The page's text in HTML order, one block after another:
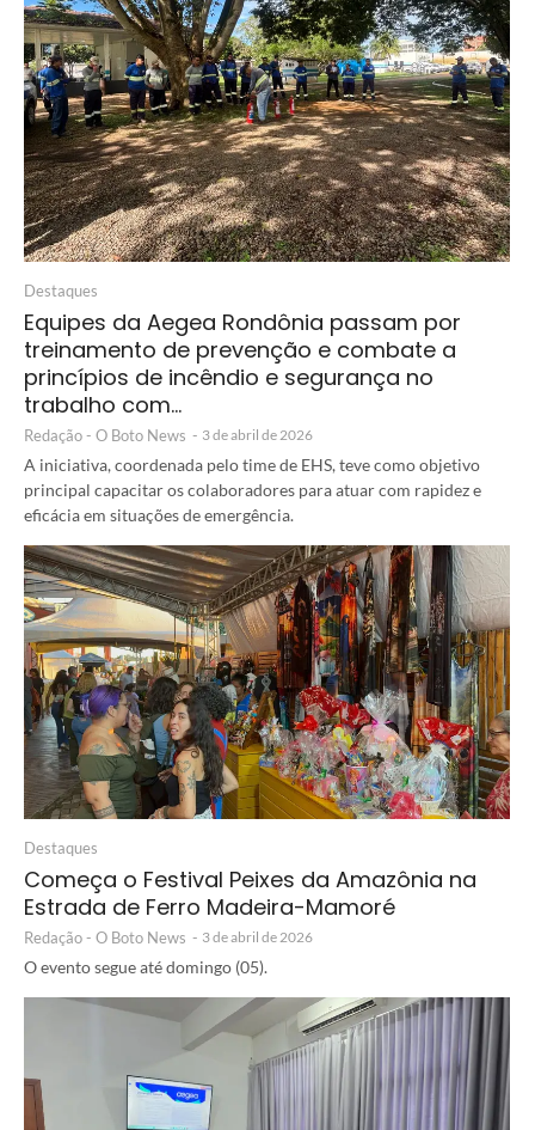
Destaques
Equipes da Aegea Rondônia passam por
treinamento de prevenção e combate a
princípios de incêndio e segurança no
trabalho com…
Redação - O Boto News - 3 de abril de 2026
A iniciativa, coordenada pelo time de EHS, teve como objetivo
principal capacitar os colaboradores para atuar com rapidez e
eficácia em situações de emergência.
Destaques
Começa o Festival Peixes da Amazônia na
Estrada de Ferro Madeira-Mamoré
Redação - O Boto News - 3 de abril de 2026
O evento segue até domingo (05).